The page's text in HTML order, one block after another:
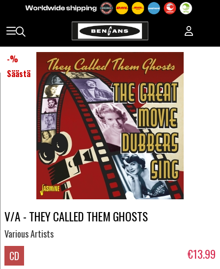
-%
Säästä
V/A - THEY CALLED THEM GHOSTS
Various Artists
CD €13.99